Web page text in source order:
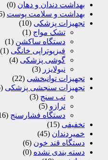
بهداشت دندان و دهان (0)
بهداشت و سلامت پوست (6)
تجهیزات پزشکی (10)
تشک مواج (1)
دستگاه ساکشن (1)
فیزیوتراپی خانگی (1)
گوشی پزشکی (4)
نبولایزر (3)
تجهیزات توانبخشی (22)
تجهیزات سنجشی پزشکی (25)
تب سنج (3)
ترازو (5)
دستگاه فشارسنج (16)
تخفیفی (15)
خمیردندان (45)
دستگاه قند خون (6)
دسته بندی نشده (0)